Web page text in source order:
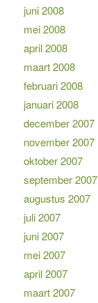
juni 2008
mei 2008
april 2008
maart 2008
februari 2008
januari 2008
december 2007
november 2007
oktober 2007
september 2007
augustus 2007
juli 2007
juni 2007
mei 2007
april 2007
maart 2007